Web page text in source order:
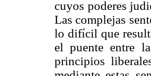
cuyos poderes
Las complejas
lo difícil que
el puente entre
principios